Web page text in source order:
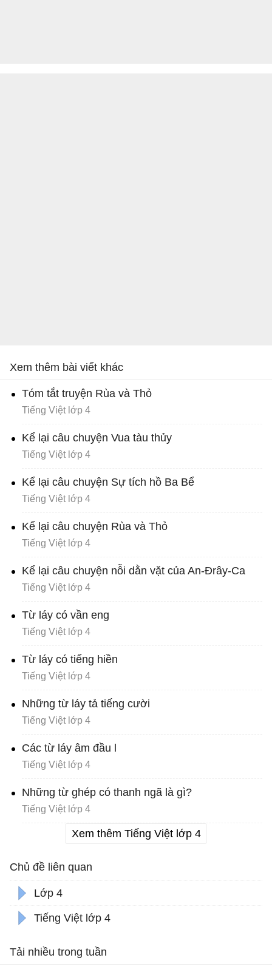
Xem thêm bài viết khác
Tóm tắt truyện Rùa và Thỏ
Tiếng Việt lớp 4
Kể lại câu chuyện Vua tàu thủy
Tiếng Việt lớp 4
Kể lại câu chuyện Sự tích hồ Ba Bể
Tiếng Việt lớp 4
Kể lại câu chuyện Rùa và Thỏ
Tiếng Việt lớp 4
Kể lại câu chuyện nỗi dằn vặt của An-Đrây-Ca
Tiếng Việt lớp 4
Từ láy có vần eng
Tiếng Việt lớp 4
Từ láy có tiếng hiền
Tiếng Việt lớp 4
Những từ láy tả tiếng cười
Tiếng Việt lớp 4
Các từ láy âm đầu l
Tiếng Việt lớp 4
Những từ ghép có thanh ngã là gì?
Tiếng Việt lớp 4
Xem thêm Tiếng Việt lớp 4
Chủ đề liên quan
Lớp 4
Tiếng Việt lớp 4
Tải nhiều trong tuần